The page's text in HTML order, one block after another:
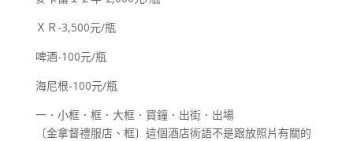
ＸＲ-3,500元/瓶
啤酒-100元/瓶
海尼根-100元/瓶
一．小框．框．大框．買鐘．出街．出場
〔金拿督禮服店、框〕這個酒店術語不是跟放照片有關的